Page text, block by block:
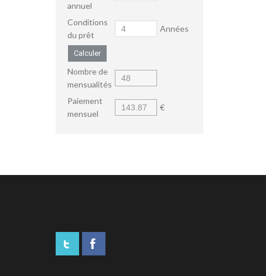
annuel
Conditions
du prêt
Années
Calculer
Nombre de
mensualités
Paiement
mensuel
€